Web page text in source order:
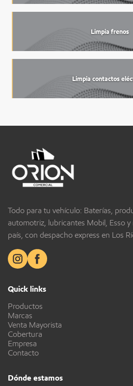
Limpia frenos
Limpia contactos
Todo para tu vehículo: Baterías,
automotriz, lubricantes Mobil, Esso y
país, con despacho express en Los
Quick links
Productos
Marcas
Venta Mayorista
Cobertura
Empresa
Contacto
Dónde estamos